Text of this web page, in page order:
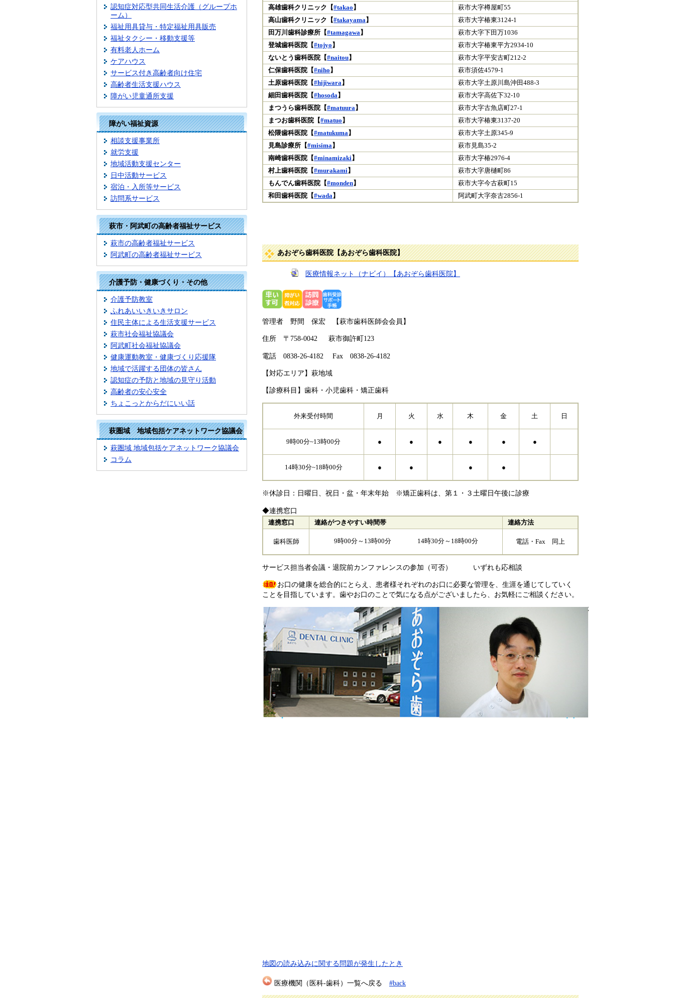
認知症対応型共同生活介護（グループホ
ーム）
福祉用具貸与・特定福祉用具販売
福祉タクシー・移動支援等
有料老人ホーム
ケアハウス
サービス付き高齢者向け住宅
高齢者生活支援ハウス
障がい児童通所支援
障がい福祉資源
相談支援事業所
就労支援
地域活動支援センター
日中活動サービス
宿泊・入所等サービス
訪問系サービス
萩市・阿武町の高齢者福祉サービス
萩市の高齢者福祉サービス
阿武町の高齢者福祉サービス
介護予防・健康づくり・その他
介護予防教室
ふれあいいきいきサロン
住民主体による生活支援サービス
萩市社会福祉協議会
阿武町社会福祉協議会
健康運動教室・健康づくり応援隊
地域で活躍する団体の皆さん
認知症の予防と地域の見守り活動
高齢者の安心安全
ちょこっとからだにいい話
萩圏域 地域包括ケアネットワーク協議会
萩圏域 地域包括ケアネットワーク協議会
コラム
高雄歯科クリニック【#takao 】
萩市大字樽屋町55
高山歯科クリニック【#takayama 】
萩市大字椿東3124-1
田万川歯科診療所【#tamagawa 】
萩市大字下田万1036
登城歯科医院【#tojyo 】
萩市大字椿東平方2934-10
ないとう歯科医院【#naitou】
萩市大字平安古町212-2
仁保歯科医院【#niho 】
萩市須佐4579-1
土原歯科医院【#hijiwara 】
萩市大字土原川島沖田488-3
細田歯科医院【#hosoda 】
萩市大字高佐下32-10
まつうら歯科医院【#matuura 】
萩市大字古魚店町27-1
まつお歯科医院【#matuo 】
萩市大字椿東3137-20
松隈歯科医院【#matukuma 】
萩市大字土原345-9
見島診療所【#misima 】
萩市見島35-2
南崎歯科医院【#minamizaki 】
萩市大字椿2976-4
村上歯科医院【#murakami 】
萩市大字唐樋町86
もんでん歯科医院【#monden】
萩市大字今古萩町15
和田歯科医院【#wada 】 阿武町大字奈古2856-1
あおぞら歯科医院【あおぞら歯科医院】
医療情報ネット（ナビイ）【あおぞら歯科医院】
管理者 野間 保宏​ 【萩市歯科医師会会員】
住所 〒758-0042 萩市御許町123
電話 0838-26-4182 Fax 0838-26-4182
【対応エリア】萩地域
【診療科目】歯科・小児歯科・矯正歯科
外来受付時間 月 火 水 木 金 土 日
9時00分~13時00分 ● ● ● ● ● ●
14時30分~18時00分 ● ● ● ●
※休診日：日曜日、祝日・盆・年末年始 ※矯正歯科は、第１・３土曜日午後に診療
◆連携窓口
連携窓口 連絡がつきやすい時間帯 連絡方法
歯科医師 9時00分～13時00分 14時30分～18時00分 電話・Fax 同上
サービス担当者会議・退院前カンファレンスの参加（可否） いずれも応相談
お口の健康を総合的にとらえ、患者様それぞれのお口に必要な管理を、生涯を通じてしていく
ことを目指しています。歯やお口のことで気になる点がございましたら、お気軽にご相談ください。
地図の読み込みに関する問題が発生したとき
医療機関（医科-歯科）一覧へ戻る #back